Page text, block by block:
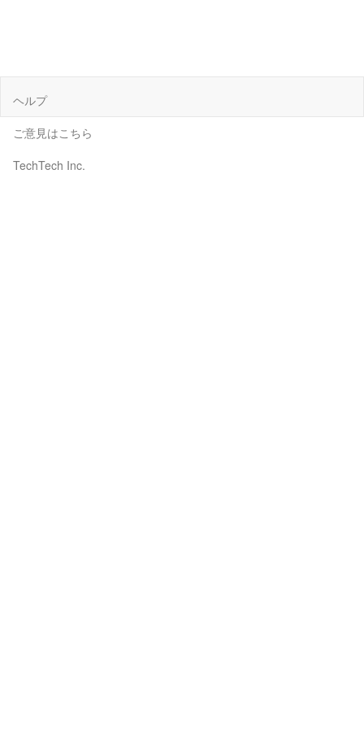
ヘルプ
ご意見はこちら
TechTech Inc.